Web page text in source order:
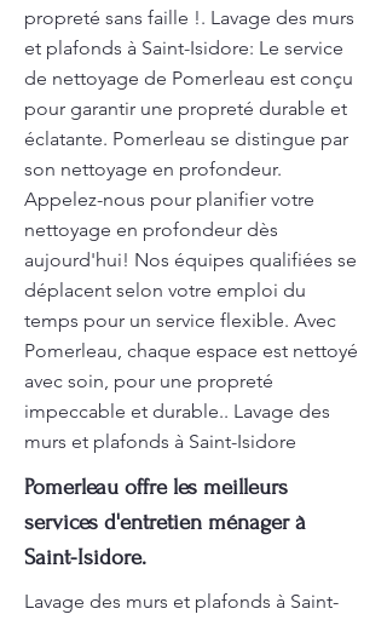
propreté sans faille !. Lavage des murs
et plafonds à Saint-Isidore: Le service
de nettoyage de Pomerleau est conçu
pour garantir une propreté durable et
éclatante. Pomerleau se distingue par
son nettoyage en profondeur.
Appelez-nous pour planifier votre
nettoyage en profondeur dès
aujourd'hui! Nos équipes qualifiées se
déplacent selon votre emploi du
temps pour un service flexible. Avec
Pomerleau, chaque espace est nettoyé
avec soin, pour une propreté
impeccable et durable.. Lavage des
murs et plafonds à Saint-Isidore
Pomerleau offre les meilleurs
services d'entretien ménager à
Saint-Isidore.
Lavage des murs et plafonds à Saint-